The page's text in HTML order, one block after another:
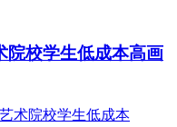
院校学生低成本高画